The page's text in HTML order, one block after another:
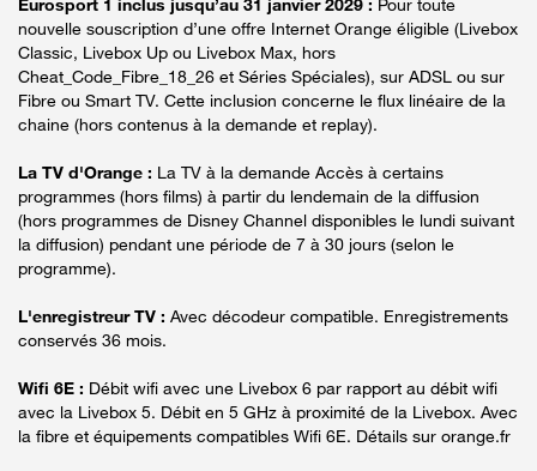
nouvelle souscription d’une offre Internet Orange éligible (Livebox
Classic, Livebox Up ou Livebox Max, hors
Cheat_Code_Fibre_18_26 et Séries Spéciales), sur ADSL ou sur
Fibre ou Smart TV. Cette inclusion concerne le flux linéaire de la
chaine (hors contenus à la demande et replay).
La TV d'Orange : La TV à la demande Accès à certains
programmes (hors films) à partir du lendemain de la diffusion
(hors programmes de Disney Channel disponibles le lundi suivant
la diffusion) pendant une période de 7 à 30 jours (selon le
programme).
L'enregistreur TV : Avec décodeur compatible. Enregistrements
conservés 36 mois.
Wifi 6E : Débit wifi avec une Livebox 6 par rapport au débit wifi
avec la Livebox 5. Débit en 5 GHz à proximité de la Livebox. Avec
la fibre et équipements compatibles Wifi 6E. Détails sur orange.fr